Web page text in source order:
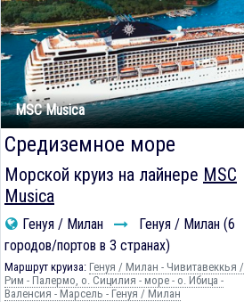
MSC Musica
Средиземное море
Морской круиз на лайнере MSC
Musica
Генуя / Милан
Генуя / Милан (6
городов/портов в 3 странах)
Маршрут круиза: Генуя / Милан - Чивитавеккья /
Рим - Палермо, о. Сицилия - море - о. Ибица -
Валенсия - Марсель - Генуя / Милан